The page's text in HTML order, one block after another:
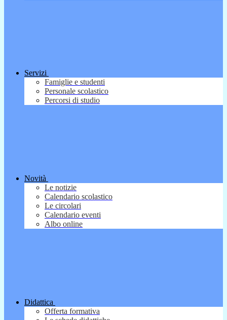
Servizi
Famiglie e studenti
Personale scolastico
Percorsi di studio
Novità
Le notizie
Calendario scolastico
Le circolari
Calendario eventi
Albo online
Didattica
Offerta formativa